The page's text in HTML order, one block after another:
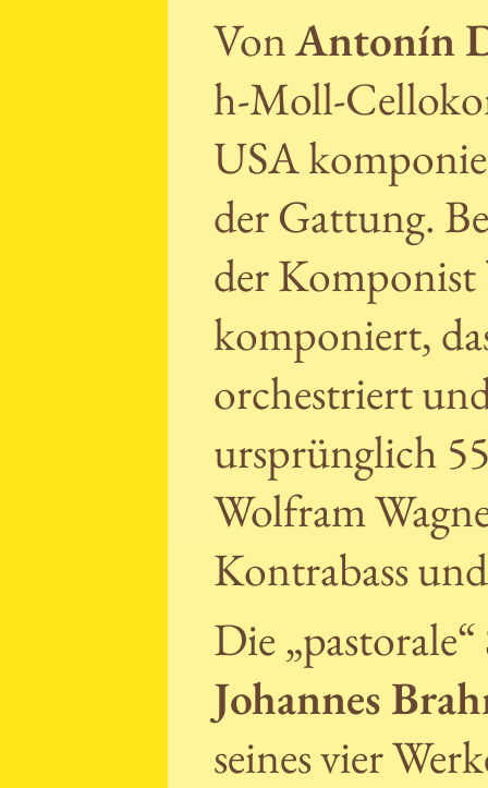
VonAntonín
h-Moll-
USA
der Gattung.
der
komponiert,
orchestriert
ursprünglich
Wolfram
Kontrabass
Die
Johannes
seines vier